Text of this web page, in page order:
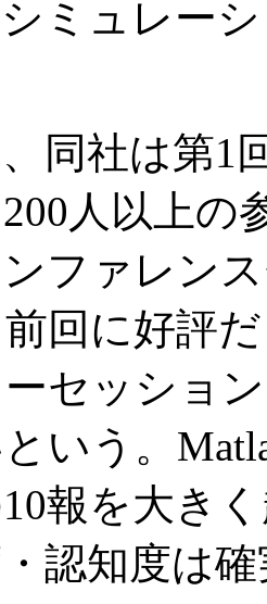
ミュレー
同社は第1
人以上の
ファレン
回に好評
セッショ
いう。
報を大き
認知度は